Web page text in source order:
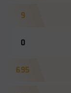
9
0
695